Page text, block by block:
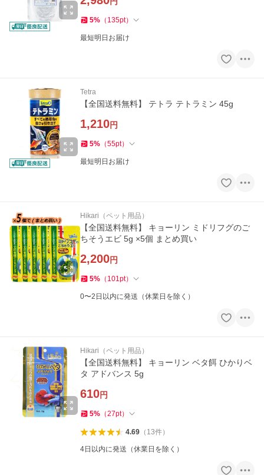
5% （ 135pt）
最短明日お届け
Tetra
【全国送料無料】 テトラ テトラミン 45g
1,210円
5% （55pt）
最短明日お届け
Hikari（ペット用品）
【全国送料無料】 キョーリン ミドリフグのご
ちそうエビ 5g ×5個 まとめ買い
2,200円
5% （ 101pt）
0〜2日以内に発送（休業日を除く）
Hikari（ペット用品）
【全国送料無料】 キョーリン ベタ餌 ひかりベ
タ アドバンス 5g
610円
5% （27pt）
4.69（ 13件）
4日以内に発送（休業日を除く）